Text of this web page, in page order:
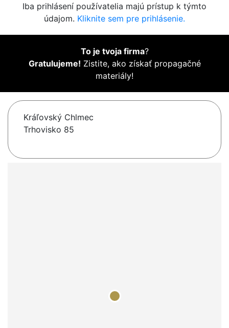
Iba prihlásení používatelia majú prístup k týmto
údajom. Kliknite sem pre prihlásenie.
To je tvoja firma?
Gratulujeme! Zistite, ako získať propagačné
materiály!
Kráľovský Chlmec
Trhovisko 85